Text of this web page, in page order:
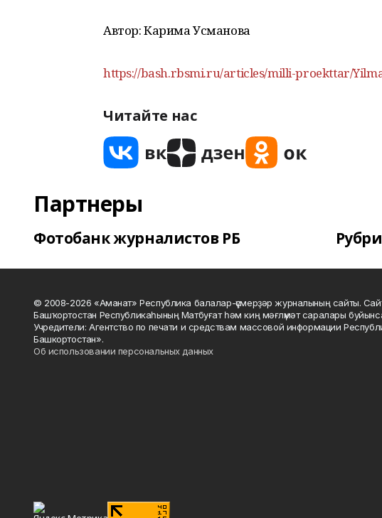
Автор: Карима Усманова
https://bash.rbsmi.ru/articles/milli-proekttar/
Читайте нас
Партнеры
Фотобанк журналистов РБ
© 2008-2026 «Аманат» Республика балалар-үҫмерҙәр журналының сайты.
Башҡортостан Республикаһының Матбуғат һәм киң мәғлүмәт саралары
Учредители: Агентство по печати и средствам массовой информации
Башкортостан».
Об использовании персональных данных